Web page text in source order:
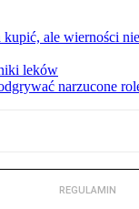
kupić, ale wierności nie
leków
narzucone
REGULAMIN